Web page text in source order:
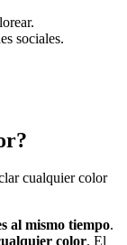
sociales.
cualquier color
al mismo tiempo.
color. El